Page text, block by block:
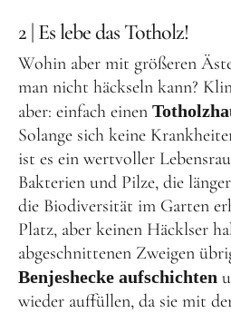
2 | Es lebe das Totholz!
Wohin aber mit größeren
man nicht häckseln kann?
aber: einfach einen
Solange sich keine
ist es ein wertvoller
Bakterien und Pilze, die
die Biodiversität im Garten
Platz, aber keinen Häcklser
abgeschnittenen Zweigen
Benjeshecke aufschichten
wieder auffüllen, da sie mit